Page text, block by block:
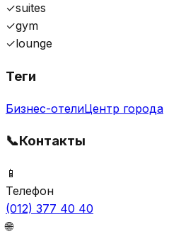
✓suites
✓gym
✓lounge
Теги
Бизнес-отелиЦентр города
📞Контакты
📱
Телефон
(012) 377 40 40
🌐